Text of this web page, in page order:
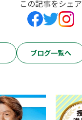
この記事をシェア
ブログ一覧へ